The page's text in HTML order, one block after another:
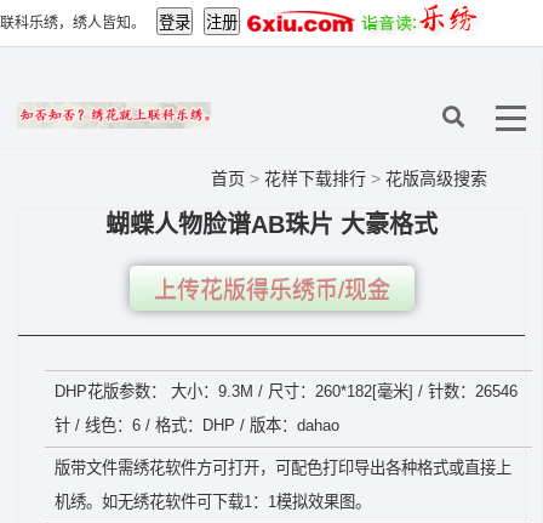
联科乐绣，绣人皆知。
首页 > 花样下载排行 > 花版高级搜索
蝴蝶人物脸谱AB珠片 大豪格式
上传花版得乐绣币/现金
DHP花版参数： 大小：9.3M / 尺寸：260*182[毫米] / 针数：26546
针 / 线色：6 / 格式：DHP / 版本：dahao
版带文件需绣花软件方可打开，可配色打印导出各种格式或直接上
机绣。如无绣花软件可下载1：1模拟效果图。